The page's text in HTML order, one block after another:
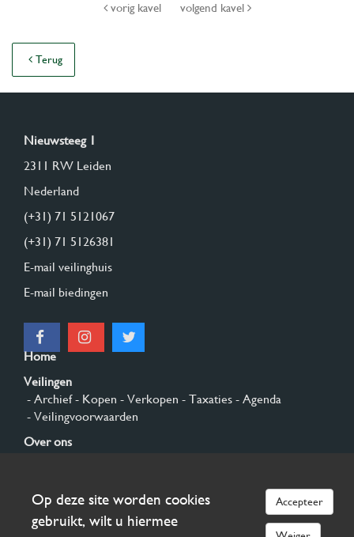
vorig kavel volgend kavel
Terug
Nieuwsteeg 1
2311 RW Leiden
Nederland
(+31) 71 5121067
(+31) 71 5126381
E-mail veilinghuis
E-mail biedingen
Home
Veilingen
- Archief- Kopen - Verkopen - Taxaties - Agenda
- Veilingvoorwaarden
Over ons
Aanmelden
Op deze site worden cookies
gebruikt, wilt u hiermee
Accepteer